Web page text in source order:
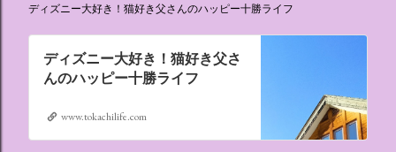
ディズニー大好き！猫好き父さんのハッピー十勝ライフ
ディズニー大好き！猫好き父さ
んのハッピー十勝ライフ
www.tokachilife.com